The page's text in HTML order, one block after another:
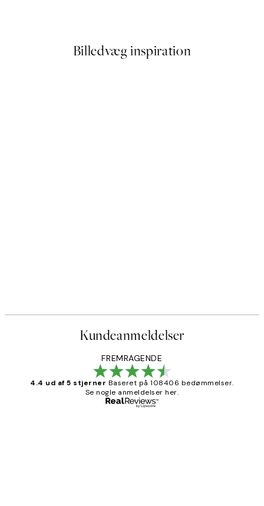
Billedvæg inspiration
Kundeanmeldelser
FREMRAGENDE
4.4 ud af 5 stjerner Baseret på 108406 bedømmelser.
Se nogle anmeldelser her.